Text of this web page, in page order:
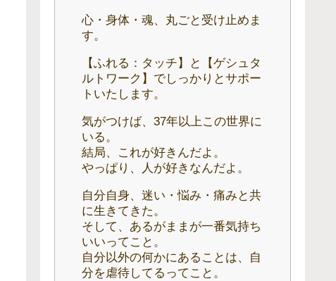
心・身体・魂、丸ごと受け止めま
す。
【ふれる：タッチ】と【ゲシュタ
ルトワーク】でしっかりとサポー
トいたします。
気がつけば、37年以上この世界に
いる。
結局、これが好きんだよ。
やっぱり、人が好きなんだよ。
自分自身、迷い・悩み・痛みと共
に生きてきた。
そして、あるがままが一番気持ち
いいってこと。
自分以外の何かにあることは、自
分を虐待してるってこと。